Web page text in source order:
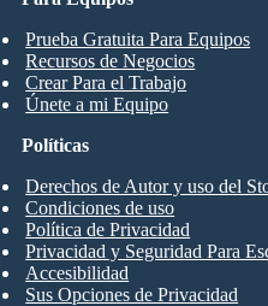
Prueba Gratuita Para Equipos
Recursos de Negocios
Crear Para el Trabajo
Únete a mi Equipo
Políticas
Derechos de Autor y uso del
Condiciones de uso
Política de Privacidad
Privacidad y Seguridad Para
Accesibilidad
Sus Opciones de Privacidad